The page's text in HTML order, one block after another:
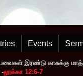
Events
இரண்டு
-லூக்கா 12:6-7